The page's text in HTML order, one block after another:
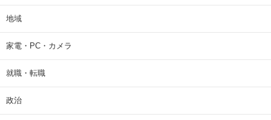
地域
家電・PC・カメラ
就職・転職
政治